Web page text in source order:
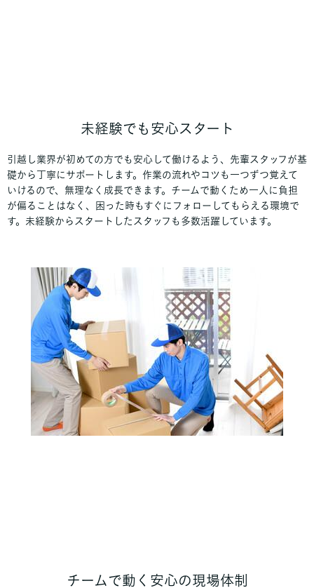
未経験でも安心スタート
引越し業界が初めての方でも安心して働けるよう、先輩スタッフが基
礎から丁寧にサポートします。作業の流れやコツも一つずつ覚えて
いけるので、無理なく成長できます。チームで動くため一人に負担
が偏ることはなく、困った時もすぐにフォローしてもらえる環境で
す。未経験からスタートしたスタッフも多数活躍しています。
チームで動く安心の現場体制